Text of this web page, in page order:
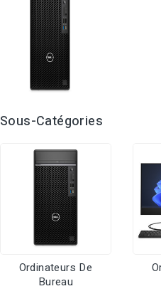
Sous-Catégories
Ordinateurs De
Bureau